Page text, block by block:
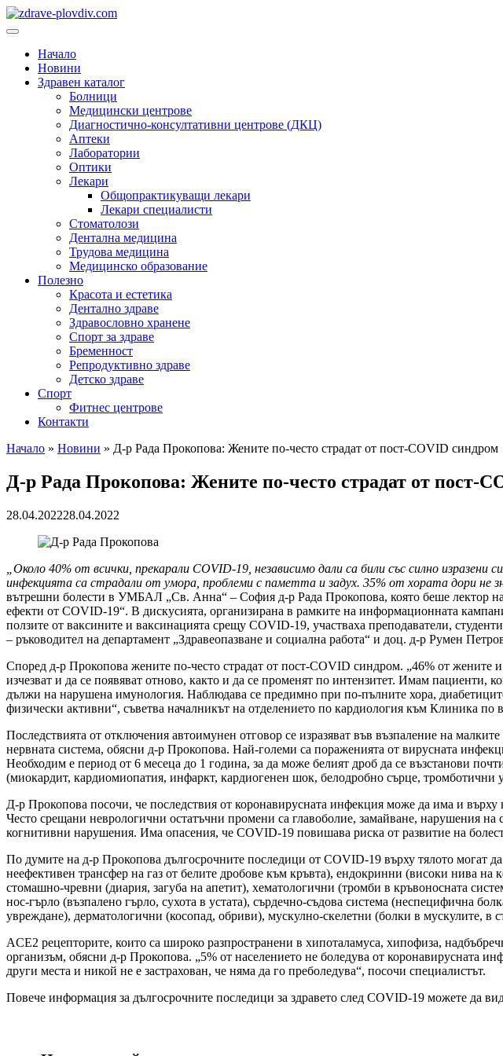
Преминете
към
Основно
Начало
Новини
Здравен каталог
Болници
Медицински центрове
Диагностично-консултативни центрове (ДКЦ)
Аптеки
Лаборатории
Оптики
Лекари
Общопрактикуващи лекари
Лекари специалисти
Стоматолози
Дентална медицина
Трудова медицина
Медицинско образование
Полезно
Красота и естетика
Дентално здраве
Здравословно хранене
Спорт за здраве
Бременност
Репродуктивно здраве
Детско здраве
Спорт
Фитнес центрове
Контакти
Начало » Новини » Д-р Рада Прокопова: Жените по-често страдат от пост-COVID синдром
Д-р Рада Прокопова: Жените по-често страдат от пост-
28.04.202228.04.2022
„Около 40% от всички, прекарали COVID-19, независимо дали са били със силно
инфекцията са страдали от умора, проблеми с паметта и задух. 35% от хората дори не
вътрешни болести в УМБАЛ „Св. Анна“ – София д-р Рада Прокопова, която беше лектор
ефекти от COVID-19“. В дискусията, организирана в рамките на информационната
ползите от ваксините и ваксинацията срещу COVID-19, участваха преподаватели,
– ръководител на департамент „Здравеопазване и социална работа“ и доц. д-р Румен
Според д-р Прокопова жените по-често страдат от пост-COVID синдром. „46% от
изчезват и да се появяват отново, както и да се променят по интензитет. Имам
дължи на нарушена имунология. Наблюдава се предимно при по-пълните хора,
физически активни“, съветва началникът на отделението по кардиология към Клиника
Последствията от отключения автоимунен отговор се изразяват във възпаление на
нервната система, обясни д-р Прокопова. Най-големи са пораженията от вирусната
Необходим е период от 6 месеца до 1 година, за да може белият дроб да се възстанови
(миокардит, кардиомиопатия, инфаркт, кардиогенен шок, белодробно сърце,
Д-р Прокопова посочи, че последствия от коронавирусната инфекция може да има и
Често срещани неврологични остатъчни промени са главоболие, замайване, нарушения
когнитивни нарушения. Има опасения, че COVID-19 повишава риска от развитие на
По думите на д-р Прокопова дългосрочните последици от COVID-19 върху тялото могат
неефективен трансфер на газ от белите дробове към кръвта), ендокринни (високи нива
стомашно-чревни (диария, загуба на апетит), хематологични (тромби в кръвоносната
нос-гърло (възпалено гърло, сухота в устата), сърдечно-съдова система (неспецифична
увреждане), дерматологични (косопад, обриви), мускулно-скелетни (болки в мускулите, в
ACE2 рецепторите, които са широко разпространени в хипоталамуса, хипофиза,
организъм, обясни д-р Прокопова. „5% от населението не боледува от коронавирусната
други места и никой не е застрахован, че няма да го преболедува“, посочи специалистът.
Повече информация за дългосрочните последици за здравето след COVID-19 можете да